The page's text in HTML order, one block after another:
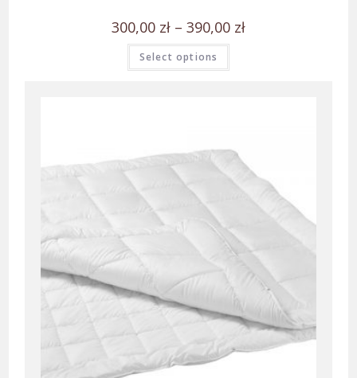
300,00 zł – 390,00 zł
Select options